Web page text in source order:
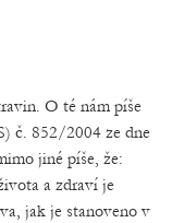
O té nám píše
č. 852/2004 ze dne
jiné píše, že:
a zdraví je
jak je stanoveno v